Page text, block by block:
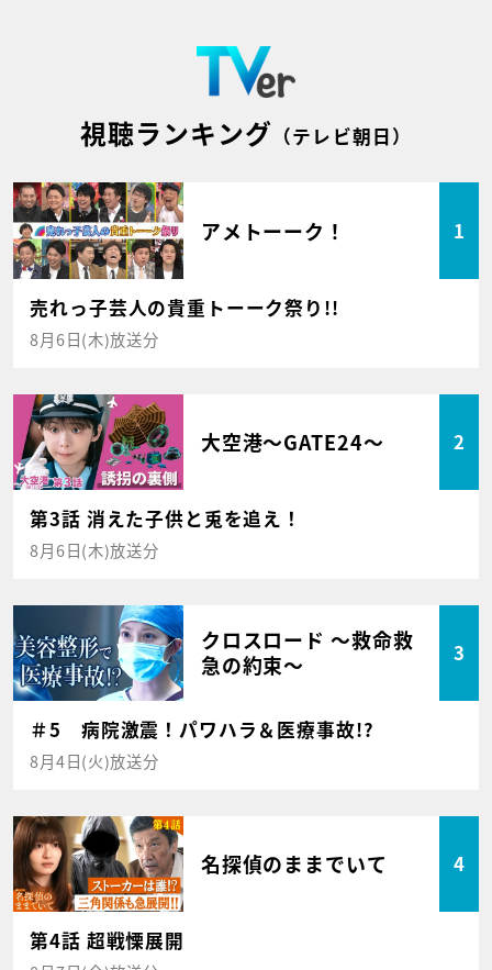
視聴ランキング （テレビ朝日）
アメトーーク！ 1
売れっ子芸人の貴重トーーク祭り!!
8月6日(木)放送分
大空港～GATE24～ 2
第3話 消えた子供と兎を追え！
8月6日(木)放送分
クロスロード ～救命救
急の約束～
3
＃5 病院激震！パワハラ＆医療事故!?
8月4日(火)放送分
名探偵のままでいて 4
第4話 超戦慄展開